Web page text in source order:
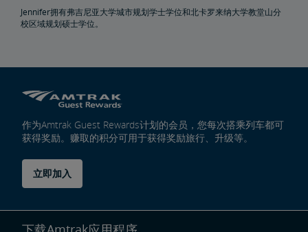
Amtrak Airo
新一代Acela
基础设施改造
Northeast Corridor列车
Jennifer拥有弗吉尼亚大学城市规划学士学位和北卡罗来纳大学教堂山分
校区域规划硕士学位。
作为Amtrak Guest Rewards计划的会员，您每次搭乘列车都可
获得奖励。赚取的积分可用于获得奖励旅行、升级等。
立即加入